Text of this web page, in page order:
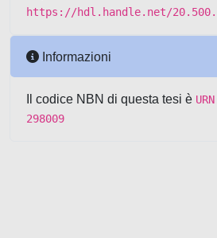
https://hdl.handle.net/
Informazioni
Il codice NBN di questa tesi è
298009